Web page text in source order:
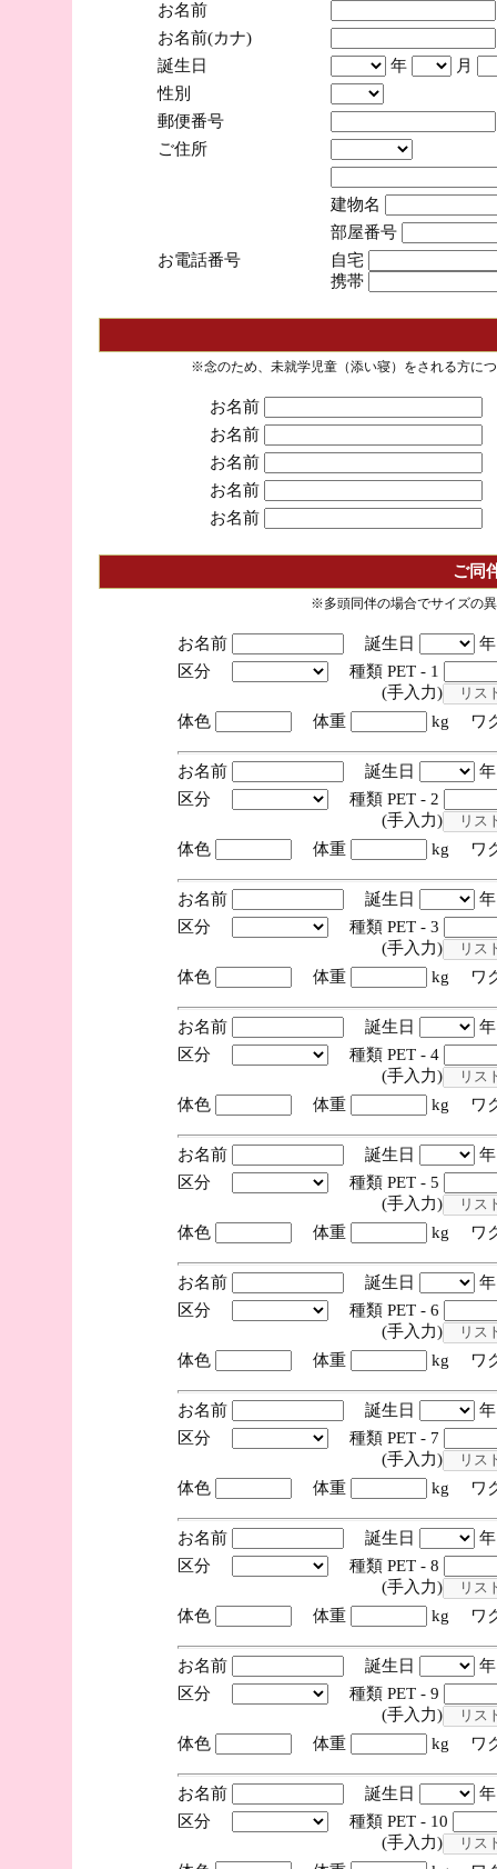
お名前
お名前(カナ)
誕生日
年
月
性別
郵便番号
ご住所
建物名
部屋番号
お電話番号
自宅
携帯
※念のため、未就学児童（添い寝）をされる方に
お名前
お名前
お名前
お名前
お名前
ご同
※多頭同伴の場合でサイズの
お名前 誕生日
区分
種類 PET - 1
(手入力)
体色
体重 kg ワ
お名前 誕生日
区分
種類 PET - 2
(手入力)
体色
体重 kg ワ
お名前 誕生日
区分
種類 PET - 3
(手入力)
体色
体重 kg ワ
お名前 誕生日
区分
種類 PET - 4
(手入力)
体色
体重 kg ワ
お名前 誕生日
区分
種類 PET - 5
(手入力)
体色
体重 kg ワ
お名前 誕生日
区分
種類 PET - 6
(手入力)
体色
体重 kg ワ
お名前 誕生日
区分
種類 PET - 7
(手入力)
体色
体重 kg ワ
お名前 誕生日
区分
種類 PET - 8
(手入力)
体色
体重 kg ワ
お名前 誕生日
区分
種類 PET - 9
(手入力)
体色
体重 kg ワ
お名前 誕生日
区分
種類 PET - 10
(手入力)